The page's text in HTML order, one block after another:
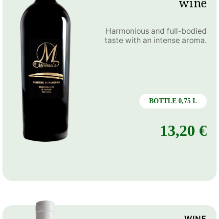
Harmonious and full-bodied
taste with an intense aroma.
BOTTLE 0,75 L
13,20 €